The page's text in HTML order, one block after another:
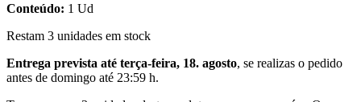
Conteúdo: 1 Ud
Restam 3 unidades em stock
Entrega prevista até terça-feira, 18. agosto, se realizas o pedido
antes de domingo até 23:59 h.